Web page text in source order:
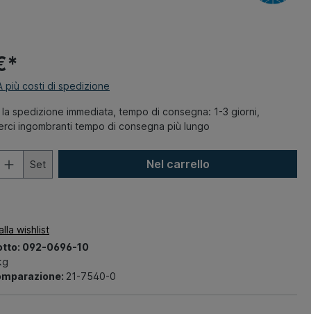
più costi di spedizione
spedizione immediata, tempo di consegna: 1-3 giorni,
ingombranti tempo di consegna più lungo
Set Nel carrello
wishlist
092-0696-10
21-7540-0